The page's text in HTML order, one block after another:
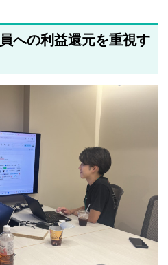
への利益還元を重視す